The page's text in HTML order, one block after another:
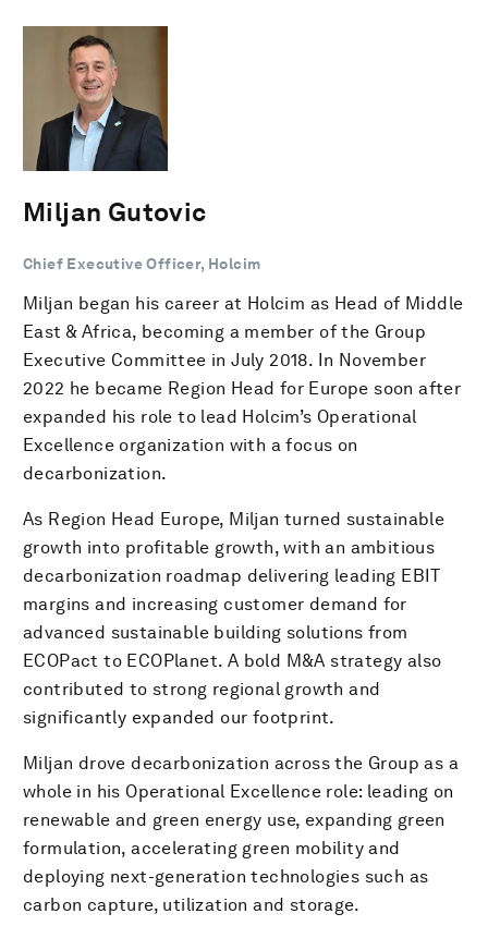
Miljan Gutovic
Chief Executive Officer, Holcim
Miljan began his career at Holcim as Head of Middle
East & Africa, becoming a member of the Group
Executive Committee in July 2018. In November
2022 he became Region Head for Europe soon after
expanded his role to lead Holcim’s Operational
Excellence organization with a focus on
decarbonization.
As Region Head Europe, Miljan turned sustainable
growth into profitable growth, with an ambitious
decarbonization roadmap delivering leading EBIT
margins and increasing customer demand for
advanced sustainable building solutions from
ECOPact to ECOPlanet. A bold M&A strategy also
contributed to strong regional growth and
significantly expanded our footprint.
Miljan drove decarbonization across the Group as a
whole in his Operational Excellence role: leading on
renewable and green energy use, expanding green
formulation, accelerating green mobility and
deploying next-generation technologies such as
carbon capture, utilization and storage.